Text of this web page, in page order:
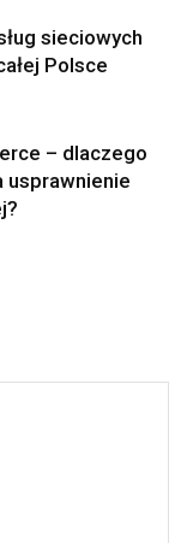
sieciowych
Polsce
– dlaczego
usprawnienie